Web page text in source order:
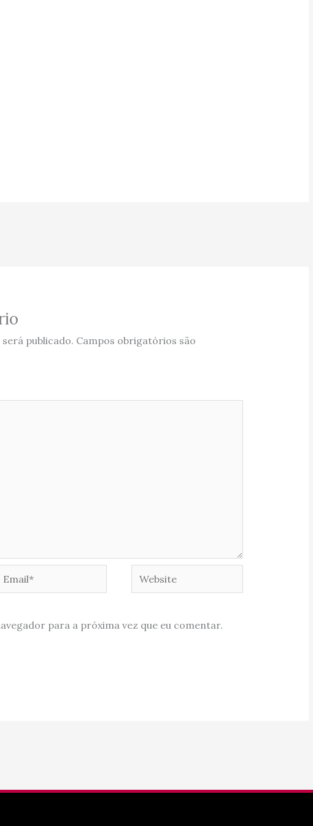
publicado. Campos obrigatórios são
Website
para a próxima vez que eu comentar.